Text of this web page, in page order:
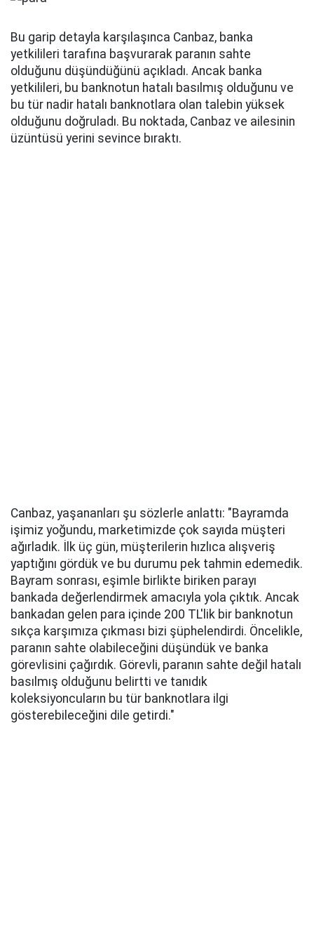
Bu garip detayla karşılaşınca Canbaz, banka
yetkilileri tarafına başvurarak paranın sahte
olduğunu düşündüğünü açıkladı. Ancak banka
yetkilileri, bu banknotun hatalı basılmış olduğunu ve
bu tür nadir hatalı banknotlara olan talebin yüksek
olduğunu doğruladı. Bu noktada, Canbaz ve ailesinin
üzüntüsü yerini sevince bıraktı.
Canbaz, yaşananları şu sözlerle anlattı: "Bayramda
işimiz yoğundu, marketimizde çok sayıda müşteri
ağırladık. İlk üç gün, müşterilerin hızlıca alışveriş
yaptığını gördük ve bu durumu pek tahmin edemedik.
Bayram sonrası, eşimle birlikte biriken parayı
bankada değerlendirmek amacıyla yola çıktık. Ancak
bankadan gelen para içinde 200 TL'lik bir banknotun
sıkça karşımıza çıkması bizi şüphelendirdi. Öncelikle,
paranın sahte olabileceğini düşündük ve banka
görevlisini çağırdık. Görevli, paranın sahte değil hatalı
basılmış olduğunu belirtti ve tanıdık
koleksiyoncuların bu tür banknotlara ilgi
gösterebileceğini dile getirdi."